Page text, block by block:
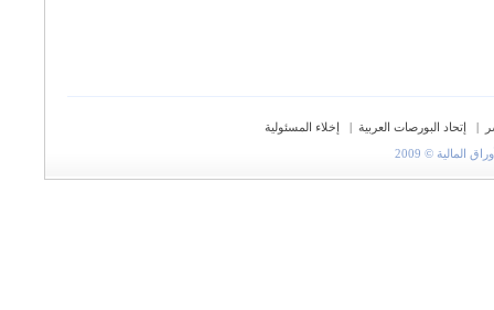
| إتحاد البورصات العربية |
إخلاء المسئولية
© 2009